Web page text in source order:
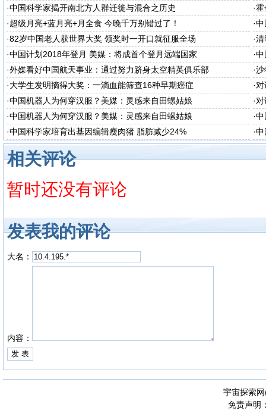
产
·中国科学家揭开南北方人群迁徙与混合之历史 ·霍
·超级月亮+蓝月亮+月全食 今晚千万别错过了！ ·中
·82岁中国老人获世界大奖 领奖时一开口就征服全场 ·清
·中国计划2018年登月 美媒：将成首个登月远端国家 ·中
·外媒看好中国航天事业：通过努力跻身太空精英俱乐部 ·沙
·大学生发明摘得大奖：一滴血能筛查16种早期癌症 ·
·中国机器人为何穿汉服？美媒：灵感来自田螺姑娘 ·
·中国机器人为何穿汉服？美媒：灵感来自田螺姑娘 ·中
·中国科学家培育出基因编辑瘦肉猪 脂肪减少24% ·中
相关评论
暂时还没有评论
发表我的评论
大名：
内容：
宇宙探索
免责声明